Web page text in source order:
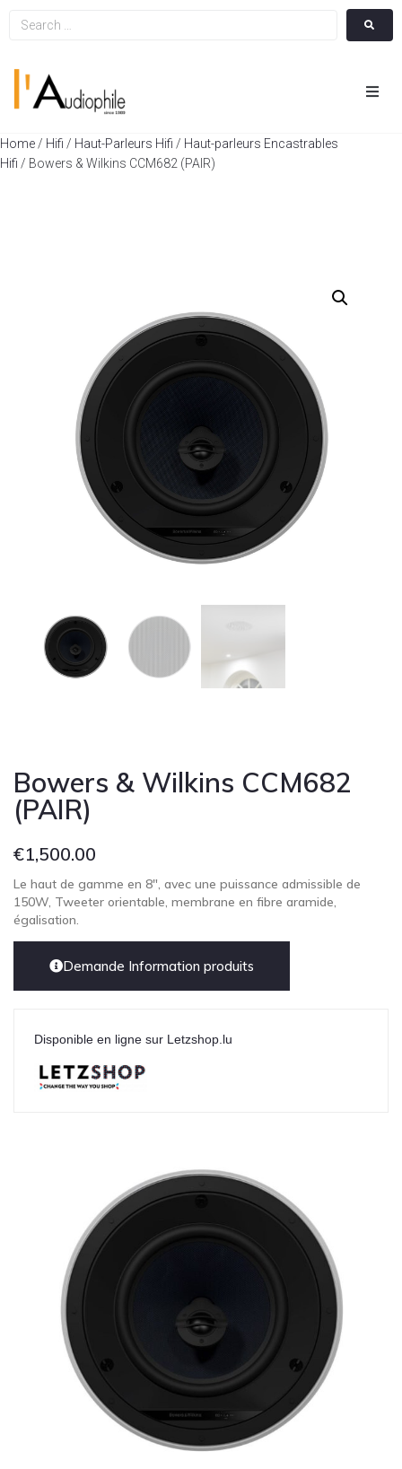
Home / Hifi / Haut-Parleurs Hifi / Haut-parleurs Encastrables
Hifi / Bowers & Wilkins CCM682 (PAIR)
Bowers & Wilkins CCM682
(PAIR)
€1,500.00
Le haut de gamme en 8″, avec une puissance admissible de
150W, Tweeter orientable, membrane en fibre aramide,
égalisation.
Demande Information produits
Disponible en ligne sur Letzshop.lu